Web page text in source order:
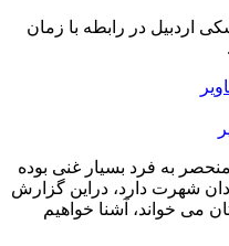
اردبیل در رابطه با زمان
به فرد بسیار غنی بوده
شهرت دارد، دراین گزارش
می خواند، آشنا خواهیم